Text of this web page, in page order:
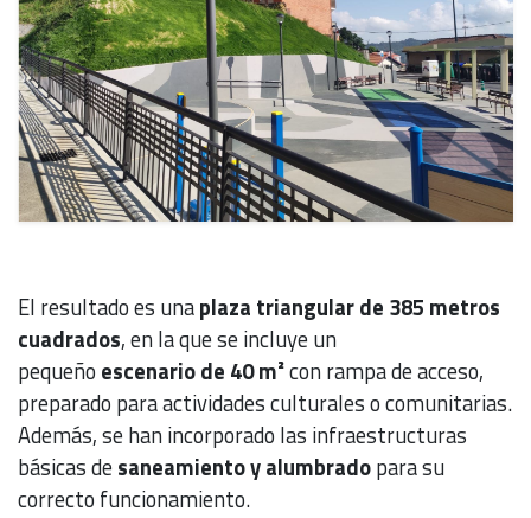
El resultado es unaplaza triangular de 385 metros
cuadrados, en la que se incluye un
pequeño escenario de 40 m²con rampa de acceso,
preparado para actividades culturales o comunitarias.
Además, se han incorporado las infraestructuras
básicas desaneamiento y alumbradopara su
correcto funcionamiento.